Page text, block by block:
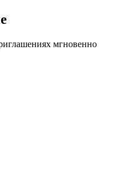
мгновенно